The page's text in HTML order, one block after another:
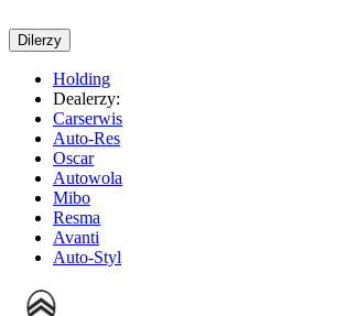
Dilerzy
Holding
Dealerzy:
Carserwis
Auto-Res
Oscar
Autowola
Mibo
Resma
Avanti
Auto-Styl